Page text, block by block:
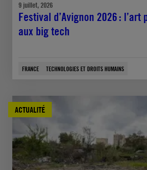
9 juillet, 2026
Festival d’Avignon 2026 :
aux big tech
FRANCE TECHNOLOGIES ET DROITS HUMAINS
ACTUALITÉ